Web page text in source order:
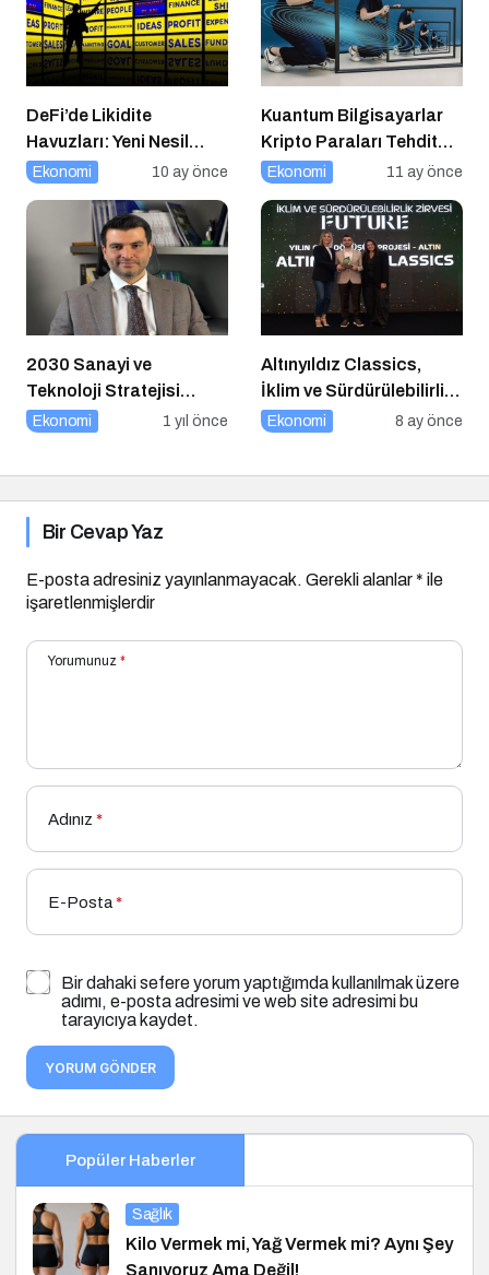
DeFi’de Likidite
Havuzları: Yeni Nesil
Finansın Kalbi
Ekonomi 10 ay önce
Kuantum Bilgisayarlar
Kripto Paraları Tehdit
Eder mi?
Ekonomi 11 ay önce
2030 Sanayi ve
Teknoloji Stratejisi
Açıklandı
Ekonomi 1 yıl önce
Altınyıldız Classics,
İklim ve Sürdürülebilirlik
Ödülleri’nde “Yılın Geri
Ekonomi 8 ay önce
Bir Cevap Yaz
E-posta adresiniz yayınlanmayacak. Gerekli alanlar* ile
işaretlenmişlerdir
Yorumunuz *
Adınız *
E-Posta*
Bir dahaki sefere yorum yaptığımda kullanılmak üzere
adımı, e-posta adresimi ve web site adresimi bu
tarayıcıya kaydet.
YORUM GÖNDER
Popüler Haberler
Sağlık
Kilo Vermek mi, Yağ Vermek mi? Aynı Şey
Sanıyoruz Ama Değil!